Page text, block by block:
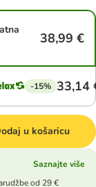
38,99 €
-15% 33,14
u košaricu
Saznajte više
od 29 €